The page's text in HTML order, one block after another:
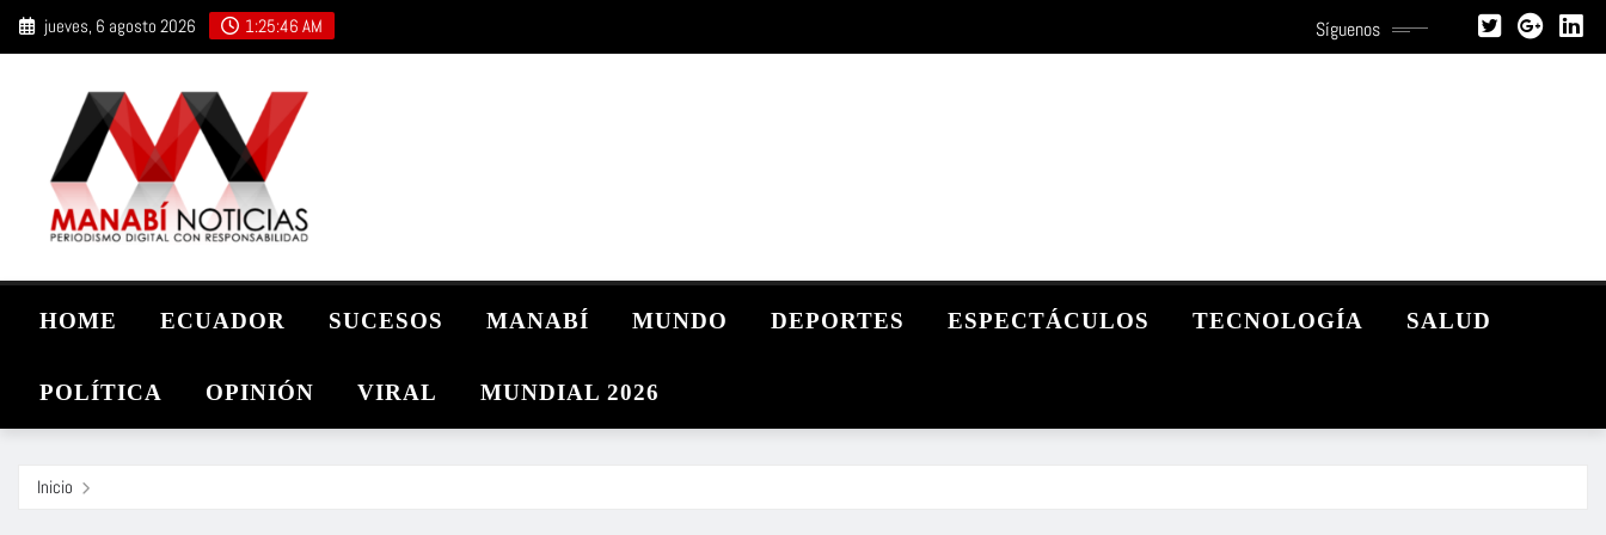
Saltar jueves, 6 agosto 2026 1:25:47 AM Síguenos
HOME ECUADOR SUCESOS MANABÍ MUNDO DEPORTES ESPECTÁCULOS TECNOLOGÍA SALUD
POLÍTICA OPINIÓN VIRAL MUNDIAL 2026
Inicio